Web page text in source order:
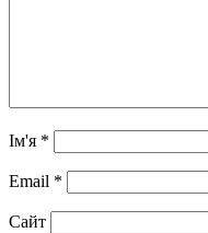
Ім'я *
Email *
Сайт